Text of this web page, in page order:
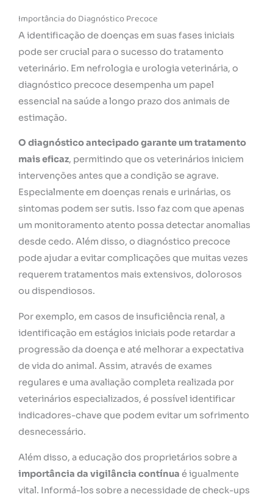
Importância do Diagnóstico Precoce
A identificação de doenças em suas fases iniciais
pode ser crucial para o sucesso do tratamento
veterinário. Em nefrologia e urologia veterinária, o
diagnóstico precoce desempenha um papel
essencial na saúde a longo prazo dos animais de
estimação.
O diagnóstico antecipado garante um tratamento
mais eficaz, permitindo que os veterinários iniciem
intervenções antes que a condição se agrave.
Especialmente em doenças renais e urinárias, os
sintomas podem ser sutis. Isso faz com que apenas
um monitoramento atento possa detectar anomalias
desde cedo. Além disso, o diagnóstico precoce
pode ajudar a evitar complicações que muitas vezes
requerem tratamentos mais extensivos, dolorosos
ou dispendiosos.
Por exemplo, em casos de insuficiência renal, a
identificação em estágios iniciais pode retardar a
progressão da doença e até melhorar a expectativa
de vida do animal. Assim, através de exames
regulares e uma avaliação completa realizada por
veterinários especializados, é possível identificar
indicadores-chave que podem evitar um sofrimento
desnecessário.
Além disso, a educação dos proprietários sobre a
importância da vigilância contínua é igualmente
vital. Informá-los sobre a necessidade de check-ups